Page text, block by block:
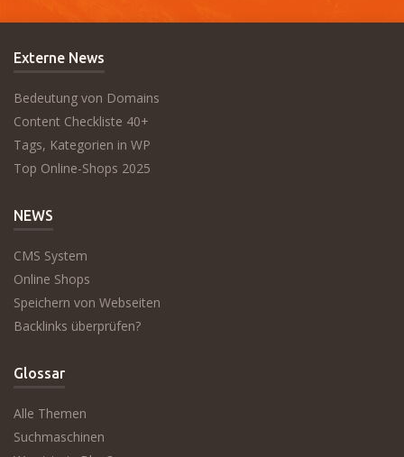
Externe News
Bedeutung von Domains
Content Checkliste 40+
Tags, Kategorien in WP
Top Online-Shops 2025
NEWS
CMS System
Online Shops
Speichern von Webseiten
Backlinks überprüfen?
Glossar
Alle Themen
Suchmaschinen